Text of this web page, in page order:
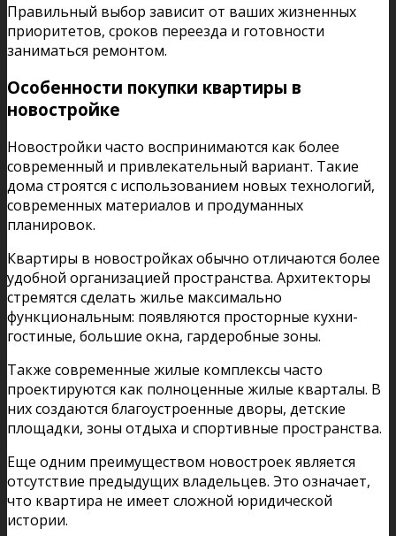
Правильный выбор зависит от ваших жизненных
приоритетов, сроков переезда и готовности
заниматься ремонтом.
Особенности покупки квартиры в
новостройке
Новостройки часто воспринимаются как более
современный и привлекательный вариант. Такие
дома строятся с использованием новых технологий,
современных материалов и продуманных
планировок.
Квартиры в новостройках обычно отличаются более
удобной организацией пространства. Архитекторы
стремятся сделать жилье максимально
функциональным: появляются просторные кухни-
гостиные, большие окна, гардеробные зоны.
Также современные жилые комплексы часто
проектируются как полноценные жилые кварталы. В
них создаются благоустроенные дворы, детские
площадки, зоны отдыха и спортивные пространства.
Еще одним преимуществом новостроек является
отсутствие предыдущих владельцев. Это означает,
что квартира не имеет сложной юридической
истории.